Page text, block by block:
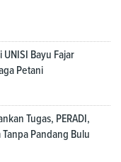
Bayu Fajar
Petani
Tugas, PERADI,
Pandang Bulu